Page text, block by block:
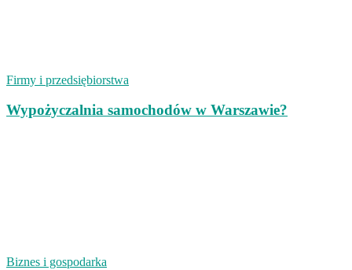
Firmy i przedsiębiorstwa
Wypożyczalnia samochodów w Warszawie?
Biznes i gospodarka